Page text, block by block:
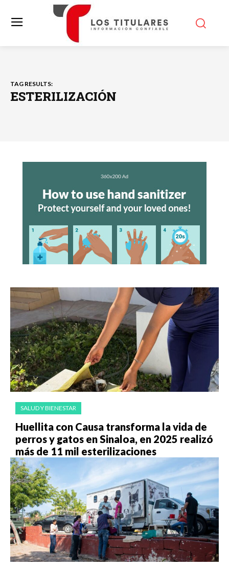
TAG RESULTS:
ESTERILIZACIÓN
SALUD Y BIENESTAR
Huellita con Causa transforma la vida de
perros y gatos en Sinaloa, en 2025 realizó
más de 11 mil esterilizaciones